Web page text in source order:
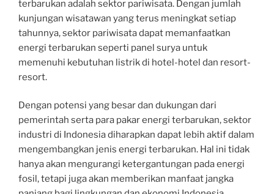
terbarukan adalah sektor pariwisata. Dengan jumlah
kunjungan wisatawan yang terus meningkat setiap
tahunnya, sektor pariwisata dapat memanfaatkan
energi terbarukan seperti panel surya untuk
memenuhi kebutuhan listrik di hotel-hotel dan resort-
resort.
Dengan potensi yang besar dan dukungan dari
pemerintah serta para pakar energi terbarukan, sektor
industri di Indonesia diharapkan dapat lebih aktif dalam
mengembangkan jenis energi terbarukan. Hal ini tidak
hanya akan mengurangi ketergantungan pada energi
fosil, tetapi juga akan memberikan manfaat jangka